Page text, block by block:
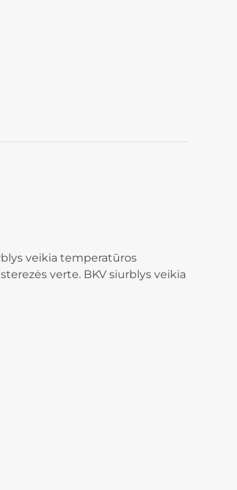
veikia temperatūros
verte. BKV siurblys veikia